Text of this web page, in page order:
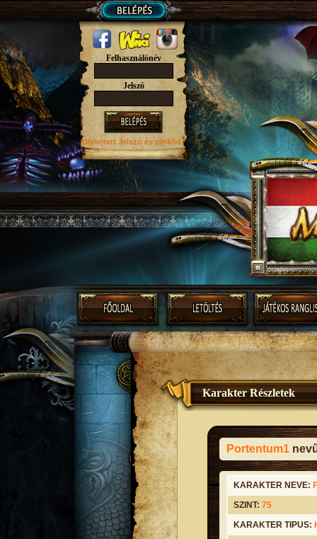
Felhasználónév
Jelszó
Elfelejtett Jelszó és pinkód?
Karakter Részletek
Portentum1
KARAKTER NEVE:
SZINT: 75
KARAKTER TIPUS: